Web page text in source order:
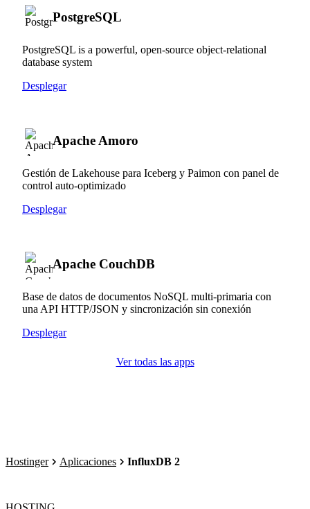
PostgreSQL
PostgreSQL is a powerful, open-source object-relational
database system
Desplegar
Apache Amoro
Gestión de Lakehouse para Iceberg y Paimon con panel de
control auto-optimizado
Desplegar
Apache CouchDB
Base de datos de documentos NoSQL multi-primaria con
una API HTTP/JSON y sincronización sin conexión
Desplegar
Ver todas las apps
Hostinger Aplicaciones InfluxDB 2